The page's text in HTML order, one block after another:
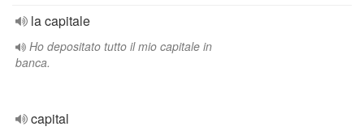
la capitale
Ho depositato tutto il mio capitale in
banca.
capital